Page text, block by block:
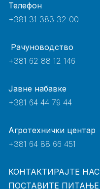
Телефон
+381 31 383 32 00
Рачуноводство
+381 62 88 12 146
Јавне набавке
+381 64 44 79 44
Агротехнички центар
+381 64 88 66 451
КОНТАКТИРАЈТЕ НАС
ПОСТАВИТЕ ПИТАЊЕ